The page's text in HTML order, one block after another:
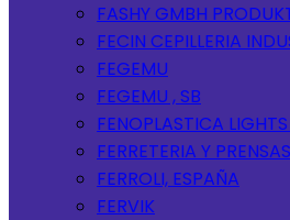
FASHY GMBH
FECIN CEPILLERIA
FEGEMU
FEGEMU , SB
FENOPLASTICA
FERRETERIA Y PRENSAS
FERROLI, ESPAÑA
FERVIK